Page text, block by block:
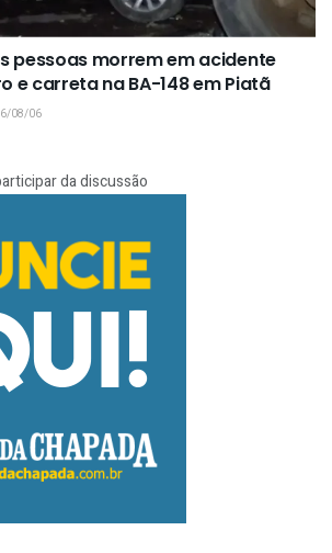
pessoas morrem em acidente
e carreta na BA-148 em Piatã
08/06
da discussão